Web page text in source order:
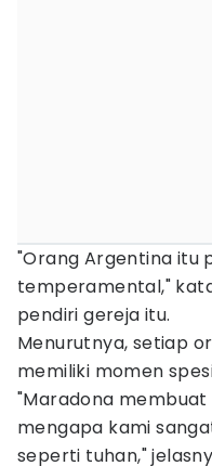
"Orang Argentina itu
temperamental,"
pendiri gereja itu.
Menurutnya, setiap
memiliki momen
"Maradona
mengapa kami
seperti tuhan,"